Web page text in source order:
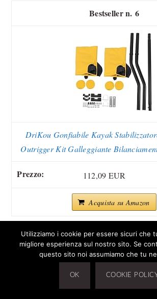
6
DriKou Gonfiabile Kayak
Outrigger Kit Galleggiante
112,09 EUR
Acquista su Amazon
7
Utilizziamo i cookie per essere sicuri che
migliore esperienza sul nostro sito. Se
questo sito noi assumiamo che tu
OK COOKIE